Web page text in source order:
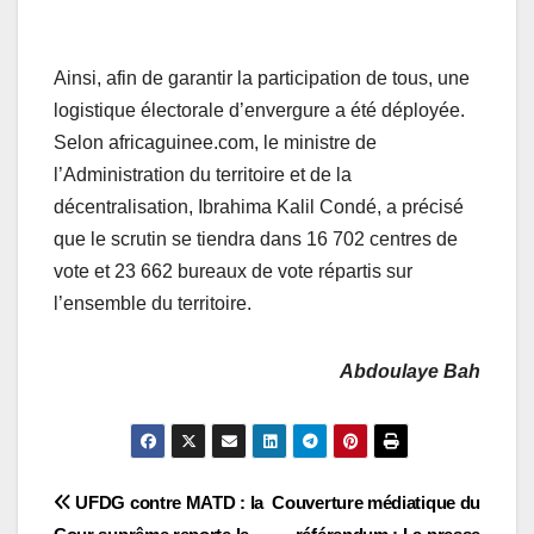
Ainsi, afin de garantir la participation de tous, une
logistique électorale d’envergure a été déployée.
Selon africaguinee.com, le ministre de
l’Administration du territoire et de la
décentralisation, Ibrahima Kalil Condé, a précisé
que le scrutin se tiendra dans 16 702 centres de
vote et 23 662 bureaux de vote répartis sur
l’ensemble du territoire.
Abdoulaye Bah
Navigation
Couverture médiatique du
UFDG contre MATD : la